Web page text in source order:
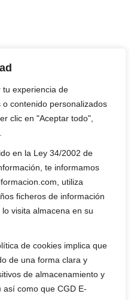
tu experiencia de
contenido personalizados
clic en "Aceptar todo",
en la Ley 34/2002 de
te informamos
utiliza
ficheros de información
visita almacena en su
de cookies implica que
de una forma clara y
de almacenamiento y
como que CGD E-